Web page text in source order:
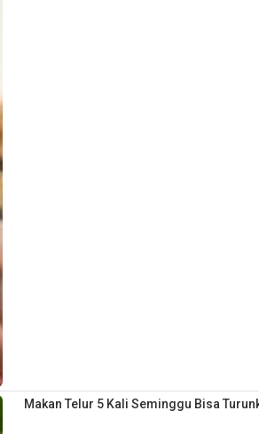
Makan Telur 5 Kali Seminggu Bisa